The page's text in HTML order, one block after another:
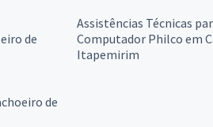
de
Assistências Técnicas
Computador Philco em
Itapemirim
de